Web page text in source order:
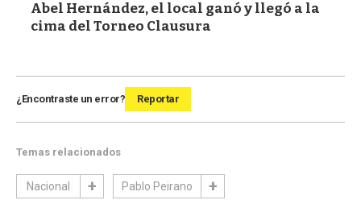
Abel Hernández, el local ganó y llegó a la
cima del Torneo Clausura
¿Encontraste un error? Reportar
Temas relacionados
Nacional Pablo Peirano